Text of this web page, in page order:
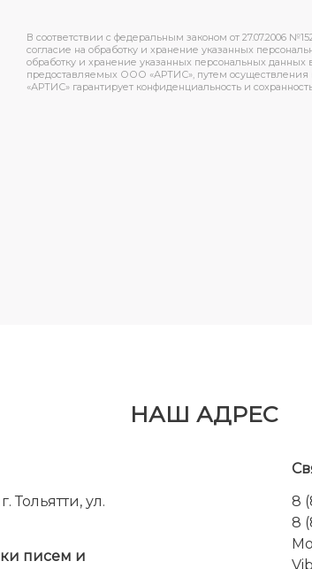
В соответствии с федеральным законом от 27.07.2006
согласие на обработку и хранение указанных
обработку и хранение указанных персональных
предоставляемых ООО «АРТИС», путем
«АРТИС» гарантирует конфиденциальность и
НАШ АДРЕС
Тольятти, ул.
писем и
8
8